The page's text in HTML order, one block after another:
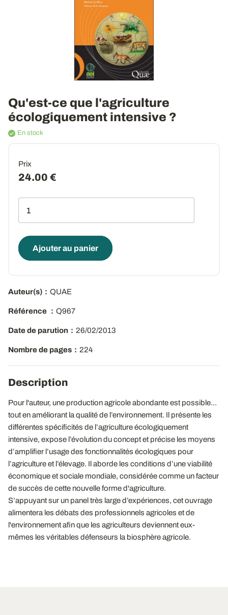
Qu'est-ce que l'agriculture
écologiquement intensive ?
En stock
Prix
24.00 €
Ajouter au panier
Auteur(s) QUAE
Référence Q967
Date de parution 26/02/2013
Nombre de pages 224
Description
Pour l'auteur, une production agricole abondante est possible...
tout en améliorant la qualité de l’environnement. Il présente les
différentes spécificités de l’agriculture écologiquement
intensive, expose l’évolution du concept et précise les moyens
d’amplifier l’usage des fonctionnalités écologiques pour
l’agriculture et l’élevage. Il aborde les conditions d’une viabilité
économique et sociale mondiale, considérée comme un facteur
de succès de cette nouvelle forme d'agriculture.
S’appuyant sur un panel très large d’expériences, cet ouvrage
alimentera les débats des professionnels agricoles et de
l'environnement afin que les agriculteurs deviennent eux-
mêmes les véritables défenseurs la biosphère agricole.